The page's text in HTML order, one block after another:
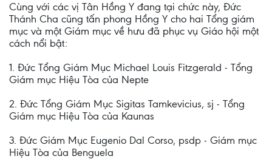
Cùng với các vị Tân Hồng Y đang tại chức này, Đức
Thánh Cha cũng tấn phong Hồng Y cho hai Tổng giám
mục và một Giám mục về hưu đã phục vụ Giáo hội một
cách nổi bật:
1. Đức Tổng Giám Mục Michael Louis Fitzgerald - Tổng
Giám mục Hiệu Tòa của Nepte
2. Đức Tổng Giám Mục Sigitas Tamkevicius, sj - Tổng
Giám mục Hiệu Tòa của Kaunas
3. Đức Giám Mục Eugenio Dal Corso, psdp - Giám mục
Hiệu Tòa của Benguela